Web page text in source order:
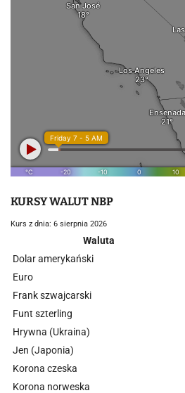
KURSY WALUT NBP
Kurs z dnia: 6 sierpnia 2026
Waluta
Dolar amerykański
Euro
Frank szwajcarski
Funt szterling
Hrywna (Ukraina)
Jen (Japonia)
Korona czeska
Korona norweska